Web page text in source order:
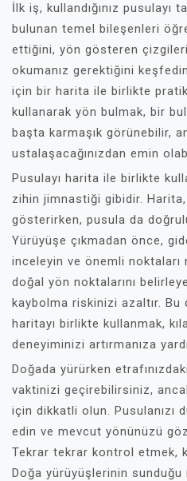
İlk iş, kullandığınız pusulayı
bulunan temel bileşenleri
ettiğini, yön gösteren
okumanız gerektiğini
için bir harita ile birlikte
kullanarak yön bulmak, bir
başta karmaşık görünebilir,
ustalaşacağınızdan emin
Pusulayı harita ile birlikte
zihin jimnastiği gibidir.
gösterirken, pusula da
Yürüyüşe çıkmadan önce,
inceleyin ve önemli noktaları
doğal yön noktalarını
kaybolma riskinizi azaltır. Bu
haritayı birlikte kullanmak,
deneyiminizi artırmanıza
Doğada yürürken
vaktinizi geçirebilirsiniz,
için dikkatli olun. Pusulanızı
edin ve mevcut yönünüzü
Tekrar tekrar kontrol etmek,
Doğa yürüyüşlerinin sunduğu